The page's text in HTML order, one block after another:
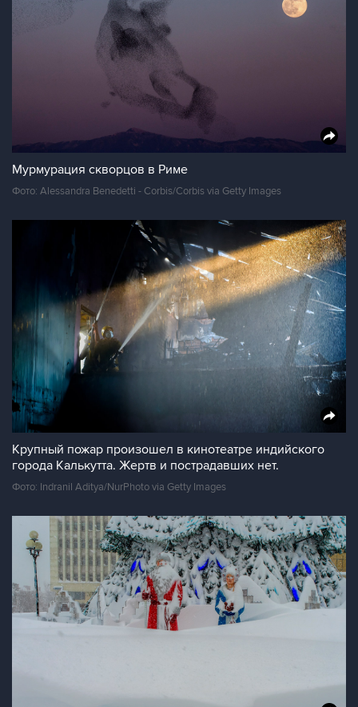
Мурмурация скворцов в Риме
Фото: Alessandra Benedetti - Corbis/Corbis via Getty Images
Крупный пожар произошел в кинотеатре индийского
города Калькутта. Жертв и пострадавших нет.
Фото: Indranil Aditya/NurPhoto via Getty Images